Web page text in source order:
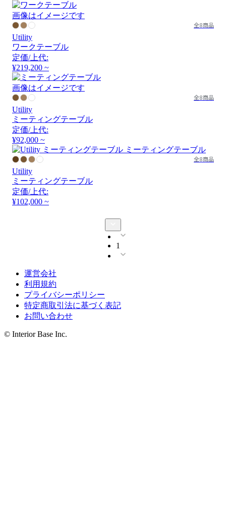
画像はイメージです
全8商品
Utility
ワークテーブル
定価/上代:
¥219,200 ~
画像はイメージです
全8商品
Utility
ミーティングテーブル
定価/上代:
¥92,000 ~
全8商品
Utility
ミーティングテーブル
定価/上代:
¥102,000 ~
1
運営会社
利用規約
プライバシーポリシー
特定商取引法に基づく表記
お問い合わせ
© Interior Base Inc.